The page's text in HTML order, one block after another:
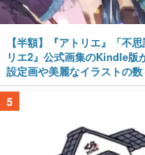
【半額】『アトリエ』「不
リエ2』公式画集のKindle版
設定画や美麗なイラストの
5